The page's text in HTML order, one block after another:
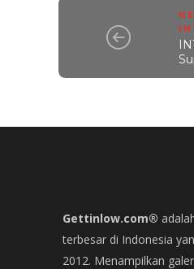
Gettinlow.com®
terbesar di Indonesia
2012. Menampilkan